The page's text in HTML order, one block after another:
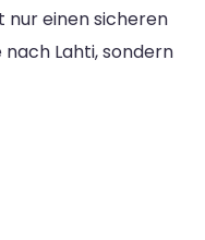
nur einen sicheren
Lahti, sondern